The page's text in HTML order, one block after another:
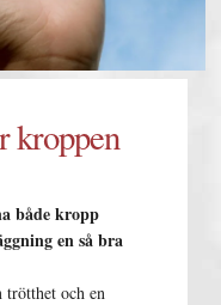
kroppen
både kropp
en så bra
trötthet och en